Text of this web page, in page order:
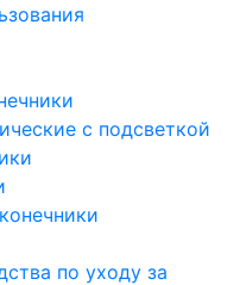
с подсветкой
по уходу за